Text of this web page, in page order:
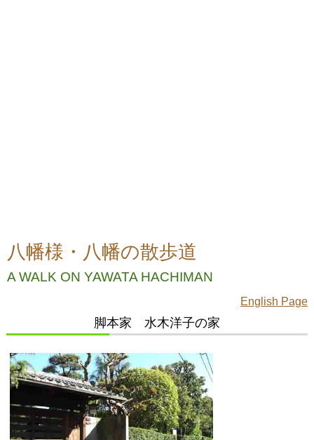
八幡様・八幡の散歩道
A WALK ON YAWATA HACHIMAN
English Page
脚本家 水木洋子の家